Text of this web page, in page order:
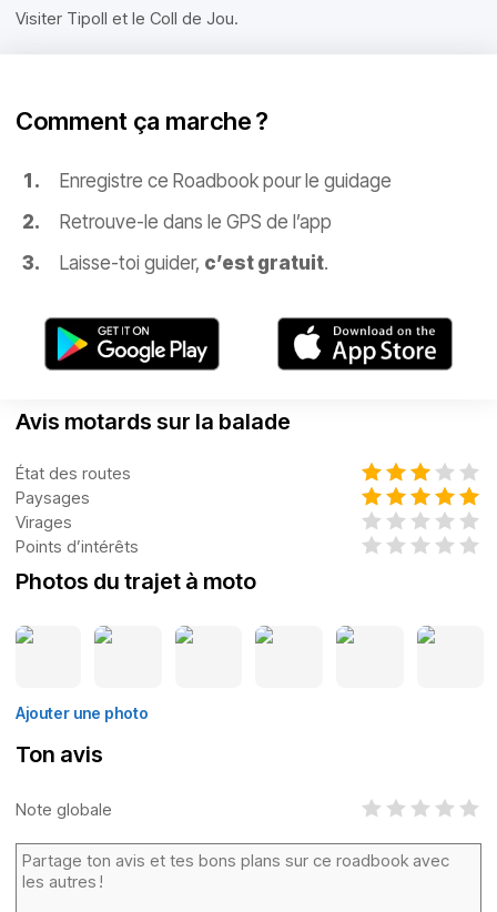
Visiter Tipoll et le Coll de Jou.
Comment ça marche ?
Enregistre ce Roadbook pour le guidage
Retrouve-le dans le GPS de l’app
Laisse-toi guider, c’est gratuit.
Avis motards sur la balade
État des routes
Paysages
Virages
Points d’intérêts
Photos du trajet à moto
Ajouter une photo
Ton avis
Note globale